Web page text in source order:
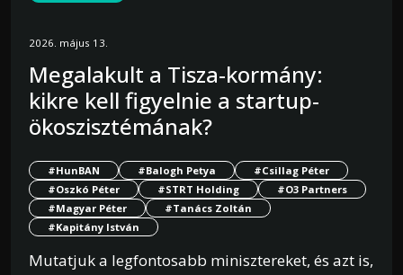
2026. május 13.
Megalakult a Tisza-kormány:
kikre kell figyelnie a startup-
ökoszisztémának?
#HunBAN #Balogh Petya
#Csillag Péter
#Oszkó Péter
#STRT Holding
#O3 Partners
#Magyar Péter
#Tanács Zoltán
#Kapitány István
Mutatjuk a legfontosabb minisztereket, és azt is,